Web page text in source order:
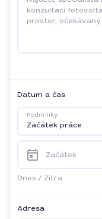
Datum a čas
Podmínky
Začátek práce
Začátek
Dnes / Zítra
Adresa